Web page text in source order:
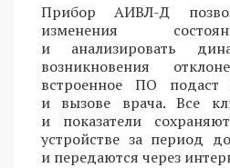
Прибор АИВЛ-Д
изменения
и анализировать
возникновения
встроенное ПО подаст
и вызове врача. Все
и показатели
устройстве за период
и передаются через